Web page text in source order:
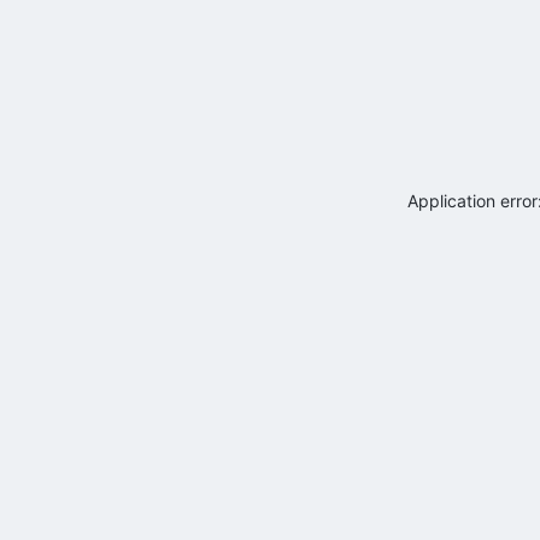
Application